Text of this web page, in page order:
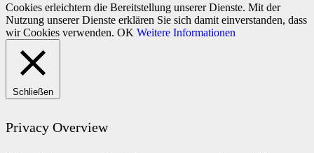
Cookies erleichtern die Bereitstellung unserer Dienste. Mit der
Nutzung unserer Dienste erklären Sie sich damit einverstanden, dass
wir Cookies verwenden. OK Weitere Informationen
Schließen
Privacy Overview